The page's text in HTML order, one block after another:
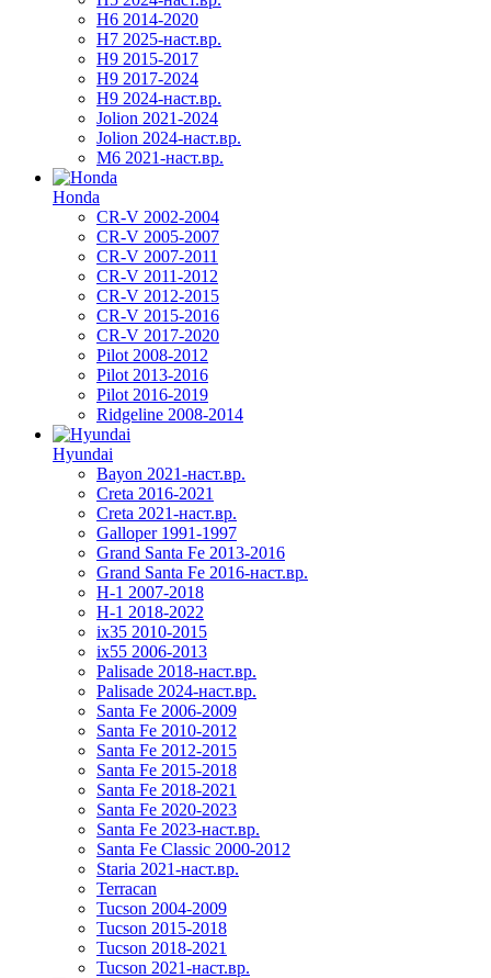
H6 2014-2020
H7 2025-наст.вр.
H9 2015-2017
H9 2017-2024
H9 2024-наст.вр.
Jolion 2021-2024
Jolion 2024-наст.вр.
М6 2021-наст.вр.
Honda
CR-V 2002-2004
CR-V 2005-2007
CR-V 2007-2011
CR-V 2011-2012
CR-V 2012-2015
CR-V 2015-2016
CR-V 2017-2020
Pilot 2008-2012
Pilot 2013-2016
Pilot 2016-2019
Ridgeline 2008-2014
Hyundai
Bayon 2021-наст.вр.
Creta 2016-2021
Creta 2021-наст.вр.
Galloper 1991-1997
Grand Santa Fe 2013-2016
Grand Santa Fe 2016-наст.вр.
H-1 2007-2018
H-1 2018-2022
ix35 2010-2015
ix55 2006-2013
Palisade 2018-наст.вр.
Palisade 2024-наст.вр.
Santa Fe 2006-2009
Santa Fe 2010-2012
Santa Fe 2012-2015
Santa Fe 2015-2018
Santa Fe 2018-2021
Santa Fe 2020-2023
Santa Fe 2023-наст.вр.
Santa Fe Classic 2000-2012
Staria 2021-наст.вр.
Terracan
Tucson 2004-2009
Tucson 2015-2018
Tucson 2018-2021
Tucson 2021-наст.вр.